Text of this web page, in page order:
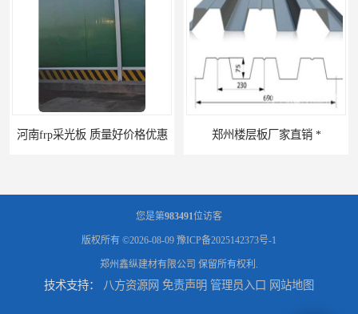
河南frp采光板 质量好价格优惠 郑州楼层板厂家直销 *
您是第983491位访客
版权所有 ©2026-08-09 豫ICP备2025142373号-1
郑州鑫纵建材有限公司 保留所有权利.
技术支持： 八方资源网 免责声明 管理员入口 网站地图